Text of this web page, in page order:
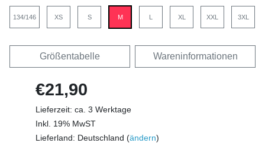
134/146 XS S M L XL XXL 3XL
Größentabelle Wareninformationen
€21,90
Lieferzeit: ca. 3 Werktage
Inkl. 19% MwST
Lieferland: Deutschland (ändern)